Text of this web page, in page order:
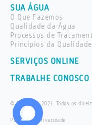
SUA ÁGUA
O Que Fazemos
Qualidade da Água
Processos de
Princípios da Qualidade
SERVIÇOS ONLINE
TRABALHE CONOSCO
© Saneaqua 2021. Todos os
Política de privacidade